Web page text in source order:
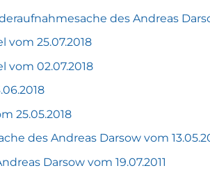
des Andreas
25.07.2018
vom 02.07.2018
25.05.2018
des Andreas Darsow vom
Darsow vom 19.07.2011